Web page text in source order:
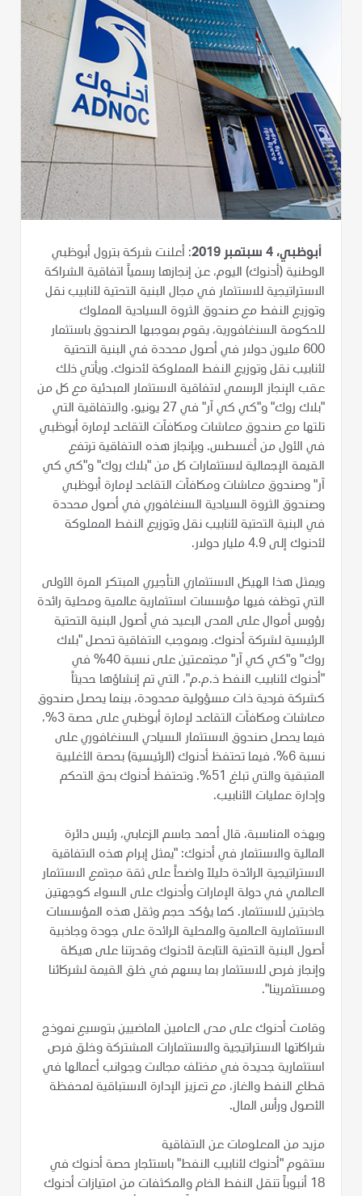
أبوظبي، 4 سبتمبر 2019
: أعلنت شركة بترول أبوظبي
الوطنية (أدنوك) اليوم، عن إنجازها رسمياً اتفاقية الشراكة
الاستراتيجية للاستثمار في مجال البنية التحتية لأنابيب نقل
وتوزيع النفط مع صندوق الثروة السيادية المملوك
للحكومة السنغافورية، يقوم بموجبها الصندوق باستثمار
600 مليون دولار في أصول محددة في البنية التحتية
لأنابيب نقل وتوزيع النفط المملوكة لأدنوك. ويأتي ذلك
عقب الإنجاز الرسمي لاتفاقية الاستثمار المبدئية مع كل من
"بلاك روك" و"كي كي آر" في 27 يونيو، والاتفاقية التي
تلتها مع صندوق معاشات ومكافآت التقاعد لإمارة أبوظبي
في الأول من أغسطس. وبإنجاز هذه الاتفاقية ترتفع
القيمة الإجمالية لاستثمارات كل من "بلاك روك" و"كي كي
آر" وصندوق معاشات ومكافآت التقاعد لإمارة أبوظبي
وصندوق الثروة السيادية السنغافوري في أصول محددة
في البنية التحتية لأنابيب نقل وتوزيع النفط المملوكة
لأدنوك إلى 4.9 مليار دولار.
ويمثل هذا الهيكل الاستثماري التأجيري المبتكر المرة الأولى
التي توظف فيها مؤسسات استثمارية عالمية ومحلية رائدة
رؤوس أموال على المدى البعيد في أصول البنية التحتية
الرئيسية لشركة أدنوك. وبموجب الاتفاقية تحصل "بلاك
روك" و"كي كي آر" مجتمعتين على نسبة 40% في
"أدنوك لأنابيب النفط ذ.م.م"، التي تم إنشاؤها حديثاً
كشركة فردية ذات مسؤولية محدودة، بينما يحصل صندوق
معاشات ومكافآت التقاعد لإمارة أبوظبي على حصة 3%،
فيما يحصل صندوق الاستثمار السيادي السنغافوري على
نسبة 6%، فيما تحتفظ أدنوك (الرئيسية) بحصة الأغلبية
المتبقية والتي تبلغ 51%. وتحتفظ أدنوك بحق التحكم
وإدارة عمليات الأنابيب.
وبهذه المناسبة، قال أحمد جاسم الزعابي، رئيس دائرة
المالية والاستثمار في أدنوك: "يمثل إبرام هذه الاتفاقية
الاستراتيجية الرائدة دليلاً واضحاً على ثقة مجتمع الاستثمار
العالمي في دولة الإمارات وأدنوك على السواء كوجهتين
جاذبتين للاستثمار. كما يؤكد حجم وثقل هذه المؤسسات
الاستثمارية العالمية والمحلية الرائدة على جودة وجاذبية
أصول البنية التحتية التابعة لأدنوك وقدرتنا على هيكلة
وإنجاز فرص للاستثمار بما يسهم في خلق القيمة لشركائنا
ومستثمرينا".
وقامت أدنوك على مدى العامين الماضيين بتوسيع نموذج
شراكاتها الاستراتيجية والاستثمارات المشتركة وخلق فرص
استثمارية جديدة في مختلف مجالات وجوانب أعمالها في
قطاع النفط والغاز، مع تعزيز الإدارة الاستباقية لمحفظة
الأصول ورأس المال.
مزيد من المعلومات عن الاتفاقية
ستقوم "أدنوك لأنابيب النفط" باستئجار حصة أدنوك في
18 أنبوباً تنقل النفط الخام والمكثفات من امتيازات أدنوك